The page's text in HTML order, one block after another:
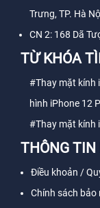
Trưng, TP. Hà
CN 2: 168 Dã
TỪ KHÓA
#Thay mặt kính
hình iPhone 12
#Thay mặt kính
THÔNG TIN
Điều khoản /
Chính sách bảo